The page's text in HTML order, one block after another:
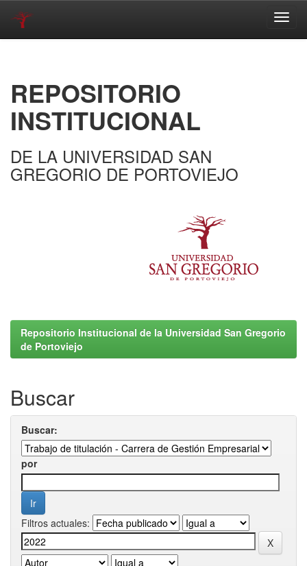
REPOSITORIO
INSTITUCIONAL
DE LA UNIVERSIDAD SAN
GREGORIO DE PORTOVIEJO
Repositorio Institucional de la Universidad San Gregorio
de Portoviejo
Buscar
Buscar:
por
Filtros actuales: